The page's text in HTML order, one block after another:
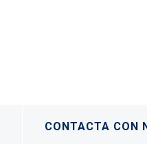
CONTACTA CON